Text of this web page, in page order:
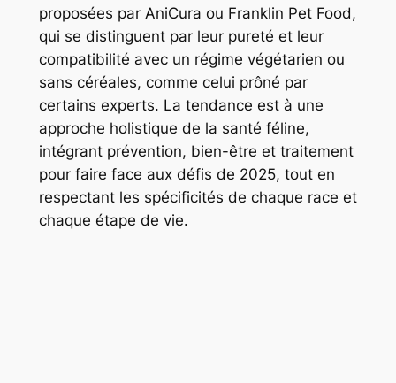
proposées par AniCura ou Franklin Pet Food,
qui se distinguent par leur pureté et leur
compatibilité avec un régime végétarien ou
sans céréales, comme celui prôné par
certains experts. La tendance est à une
approche holistique de la santé féline,
intégrant prévention, bien-être et traitement
pour faire face aux défis de 2025, tout en
respectant les spécificités de chaque race et
chaque étape de vie.